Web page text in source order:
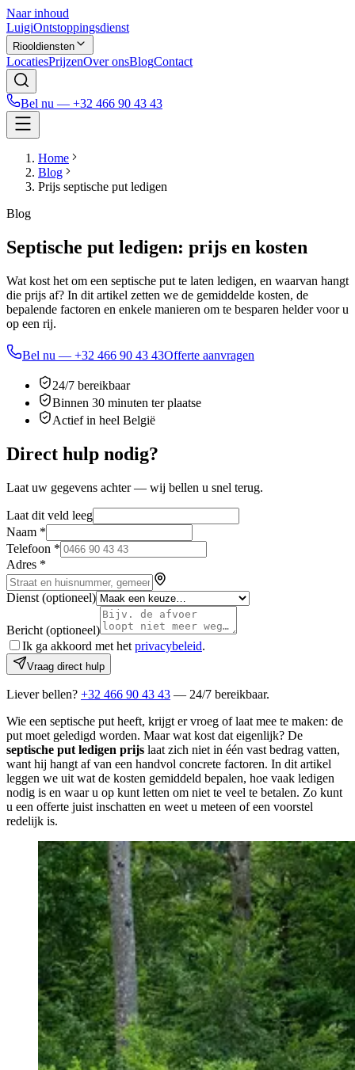
Naar inhoud
LuigiOntstoppingsdienst
Riooldiensten
LocatiesPrijzenOver onsBlogContact
Bel nu — +32 466 90 43 43
Home
Blog
Prijs septische put ledigen
Blog
Septische put ledigen: prijs en kosten
Wat kost het om een septische put te laten ledigen, en waarvan hangt
die prijs af? In dit artikel zetten we de gemiddelde kosten, de
bepalende factoren en enkele manieren om te besparen helder voor u
op een rij.
Bel nu — +32 466 90 43 43Offerte aanvragen
24/7 bereikbaar
Binnen 30 minuten ter plaatse
Actief in heel België
Direct hulp nodig?
Laat uw gegevens achter — wij bellen u snel terug.
Laat dit veld leeg
Naam *
Telefoon *
Adres *
Dienst (optioneel)
Bericht (optioneel)
Ik ga akkoord met het privacybeleid.
Vraag direct hulp
Liever bellen? +32 466 90 43 43 — 24/7 bereikbaar.
Wie een septische put heeft, krijgt er vroeg of laat mee te maken: de
put moet geledigd worden. Maar wat kost dat eigenlijk? De
septische put ledigen prijs laat zich niet in één vast bedrag vatten,
want hij hangt af van een handvol concrete factoren. In dit artikel
leggen we uit wat de kosten gemiddeld bepalen, hoe vaak ledigen
nodig is en waar u op kunt letten om niet te veel te betalen. Zo kunt
u een offerte juist inschatten en weet u meteen of een voorstel
redelijk is.